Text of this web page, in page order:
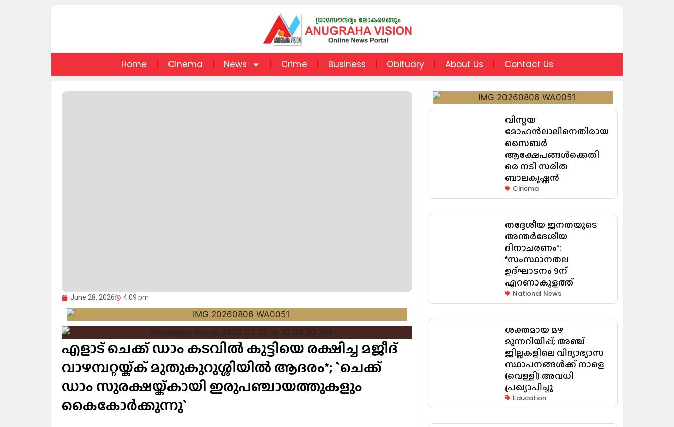
Home Cinema News Crime Business Obituary About Us Contact Us
June 28, 2026 4:09 pm
എളാട് ചെക്ക് ഡാം കടവിൽ കുട്ടിയെ രക്ഷിച്ച മജീദ്
വാഴമ്പറ്റയ്ക്ക് മുതുകുറുശ്ശിയിൽ ആദരം*; `ചെക്ക്
ഡാം സുരക്ഷയ്ക്കായി ഇരുപഞ്ചായത്തുകളും
കൈകോർക്കുന്നു`
വിസ്മയ
മോഹൻലാലിനെതിരായ
സൈബർ
ആക്ഷേപങ്ങൾക്കെതി
രെ നടി സരിത
ബാലകൃഷ്ണൻ
Cinema
തദ്ദേശീയ ജനതയുടെ
അന്തർദേശീയ
ദിനാചരണം*:
*സംസ്ഥാനതല
ഉദ്ഘാടനം 9ന്
എറണാകുളത്ത്
National News
ശക്തമായ മഴ
മുന്നറിയിപ്പ്; അഞ്ച്
ജില്ലകളിലെ വിദ്യാഭ്യാസ
സ്ഥാപനങ്ങൾക്ക് നാളെ
(വെള്ളി) അവധി
പ്രഖ്യാപിച്ചു
Education